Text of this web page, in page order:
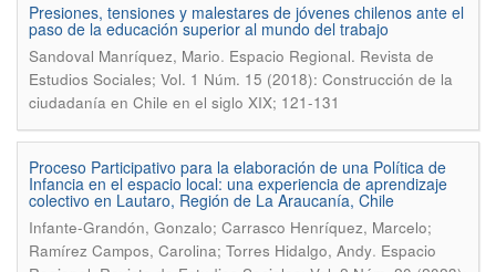
Presiones, tensiones y malestares de jóvenes chilenos ante el
paso de la educación superior al mundo del trabajo
Sandoval Manríquez, Mario. Espacio Regional. Revista de
Estudios Sociales; Vol. 1 Núm. 15 (2018): Construcción de la
ciudadanía en Chile en el siglo XIX; 121-131
Proceso Participativo para la elaboración de una Política de
Infancia en el espacio local: una experiencia de aprendizaje
colectivo en Lautaro, Región de La Araucanía, Chile
Infante-Grandón, Gonzalo; Carrasco Henríquez, Marcelo;
Ramírez Campos, Carolina; Torres Hidalgo, Andy. Espacio